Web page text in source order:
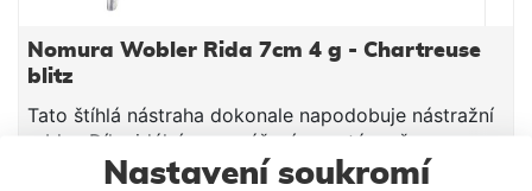
Nastavení soukromí
Nomura Wobler Rida 7cm 4 g - Chartreuse
blitz
Tato štíhlá nástraha dokonale napodobuje nástražní
rybku. Díky idálnímu vyvážení a systém přenosu
zátěže Magnetic Drive Tungsten a